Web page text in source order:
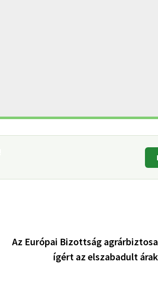
Az Európai Bizottság
ígért az elszabadult